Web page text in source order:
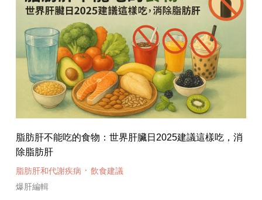
脂肪肝不能吃的食物：世界肝臟日2025建議這樣吃，消
除脂肪肝
脂肪肝和代謝疾病 · 飲食建議
爆肝編輯